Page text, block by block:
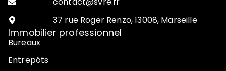
37 rue Roger Renzo, 13008, Marseille
Immobilier professionnel
Bureaux
Entrepôts